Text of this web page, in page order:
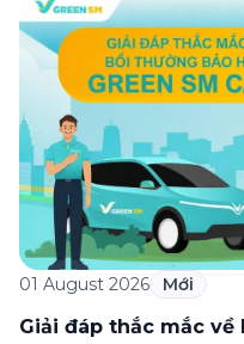
xếp hạng của Tạp chí
thành lập (8/8/1993 đến
01 August 2026 Mới
Giải đáp thắc mắc